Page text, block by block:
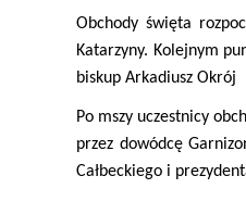
Obchody święta
Katarzyny. Kolejnym
biskup Arkadiusz Okrój
Po mszy uczestnicy
przez dowódcę
Całbeckiego i